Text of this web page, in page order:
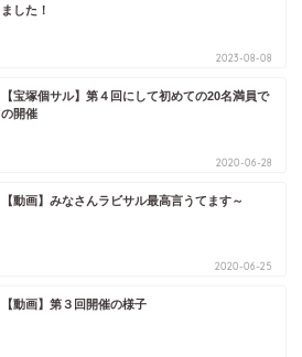
ました！
2023-08-08
【宝塚個サル】第４回にして初めての20名満員で
の開催
2020-06-28
【動画】みなさんラビサル最高言うてます～
2020-06-25
【動画】第３回開催の様子